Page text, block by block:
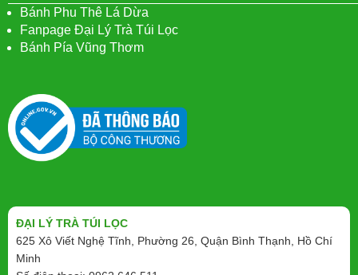
Bánh Phu Thê Lá Dừa
Fanpage Đại Lý Trà Túi Lọc
Bánh Pía Vũng Thơm
ĐẠI LÝ TRÀ TÚI LỌC
625 Xô Viết Nghệ Tĩnh, Phường 26, Quận Bình Thạnh, Hồ Chí
Minh